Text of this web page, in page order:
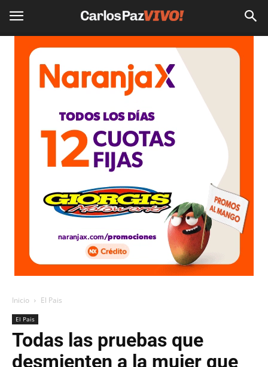
Inicio El Pais
El Pais
Todas las pruebas que
desmienten a la mujer que